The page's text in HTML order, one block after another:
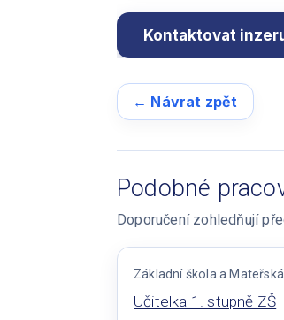
← Návrat zpět
Podobné
Doporučení zohledňují
Základní škola a
Učitelka 1. stupně ZŠ